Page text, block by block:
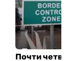
Почти